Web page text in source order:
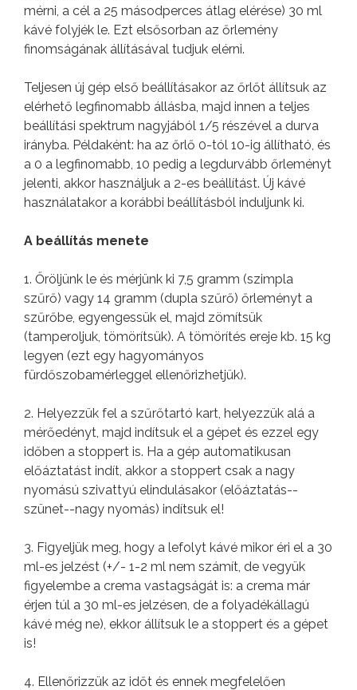
mérni, a cél a 25 másodperces átlag elérése) 30 ml
kávé folyjék le. Ezt elsősorban az őrlemény
finomságának állításával tudjuk elérni.
Teljesen új gép első beállításakor az őrlőt állítsuk az
elérhető legfinomabb állásba, majd innen a teljes
beállítási spektrum nagyjából 1/5 részével a durva
irányba. Példaként: ha az őrlő 0-tól 10-ig állítható, és
a 0 a legfinomabb, 10 pedig a legdurvább őrleményt
jelenti, akkor használjuk a 2-es beállítást. Új kávé
használatakor a korábbi beállításból induljunk ki.
A beállítás menete
1. Őröljünk le és mérjünk ki 7,5 gramm (szimpla
szűrő) vagy 14 gramm (dupla szűrő) őrleményt a
szűrőbe, egyengessük el, majd zömítsük
(tamperoljuk, tömörítsük). A tömörítés ereje kb. 15 kg
legyen (ezt egy hagyományos
fürdőszobamérleggel ellenőrizhetjük).
2. Helyezzük fel a szűrőtartó kart, helyezzük alá a
mérőedényt, majd indítsuk el a gépet és ezzel egy
időben a stoppert is. Ha a gép automatikusan
előáztatást indít, akkor a stoppert csak a nagy
nyomású szivattyú elindulásakor (előáztatás--
szünet--nagy nyomás) indítsuk el!
3. Figyeljük meg, hogy a lefolyt kávé mikor éri el a 30
ml-es jelzést (+/- 1-2 ml nem számít, de vegyük
figyelembe a crema vastagságát is: a crema már
érjen túl a 30 ml-es jelzésen, de a folyadékállagú
kávé még ne), ekkor állítsuk le a stoppert és a gépet
is!
4. Ellenőrizzük az időt és ennek megfelelően